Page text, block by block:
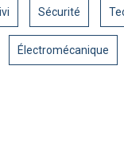
Sécurité
Électromécanique